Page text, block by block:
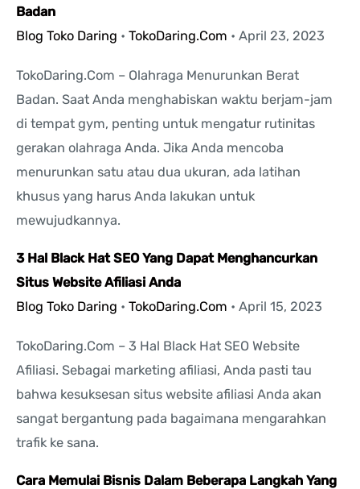
Badan
Blog Toko Daring • TokoDaring.Com • April 23, 2023
TokoDaring.Com – Olahraga Menurunkan Berat
Badan. Saat Anda menghabiskan waktu berjam-jam
di tempat gym, penting untuk mengatur rutinitas
gerakan olahraga Anda. Jika Anda mencoba
menurunkan satu atau dua ukuran, ada latihan
khusus yang harus Anda lakukan untuk
mewujudkannya.
3 Hal Black Hat SEO Yang Dapat Menghancurkan
Situs Website Afiliasi Anda
Blog Toko Daring • TokoDaring.Com • April 15, 2023
TokoDaring.Com – 3 Hal Black Hat SEO Website
Afiliasi. Sebagai marketing afiliasi, Anda pasti tau
bahwa kesuksesan situs website afiliasi Anda akan
sangat bergantung pada bagaimana mengarahkan
trafik ke sana.
Cara Memulai Bisnis Dalam Beberapa Langkah Yang